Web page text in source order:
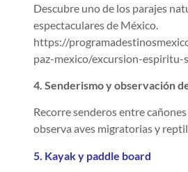
Descubre uno de los parajes
espectaculares de México.
https://
paz-mexico/excursion-espiritu-
4. Senderismo y observación
Recorre senderos entre
observa aves migratorias y
5. Kayak y paddle board